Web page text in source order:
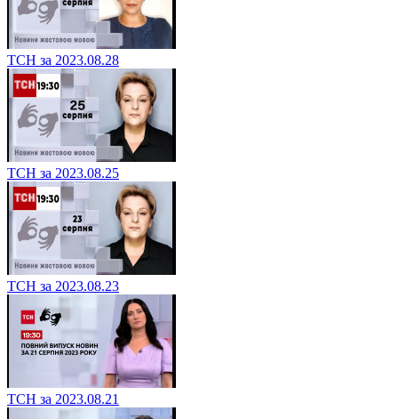
ТСН за 2023.08.28
ТСН за 2023.08.25
ТСН за 2023.08.23
ТСН за 2023.08.21